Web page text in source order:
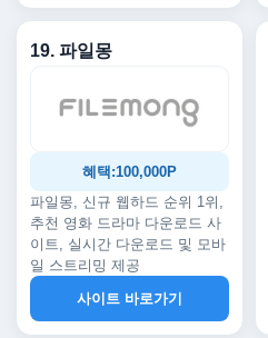
19. 파일몽
혜택:100,000P
파일몽, 신규 웹하드 순위 1위,
추천 영화 드라마 다운로드 사
이트, 실시간 다운로드 및 모바
일 스트리밍 제공
사이트 바로가기